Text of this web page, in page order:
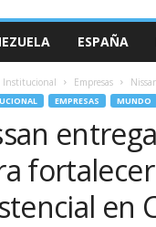
ESPAÑA
Institucional Empresas
EMPRESAS MUNDO
en